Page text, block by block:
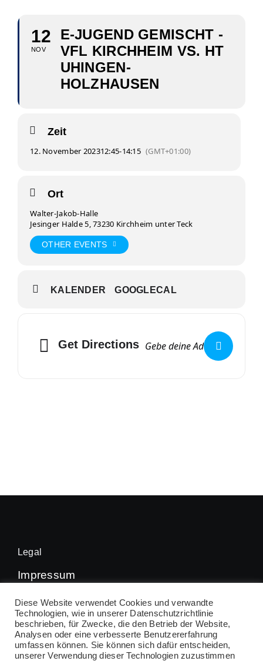
12
NOV
E-JUGEND GEMISCHT -
VFL KIRCHHEIM VS. HT
UHINGEN-
HOLZHAUSEN
Zeit
12. November 202312:45-14:15 (GMT+01:00)
Ort
Walter-Jakob-Halle
Jesinger Halde 5, 73230 Kirchheim unter Teck
OTHER EVENTS
KALENDER GOOGLECAL
Get Directions
Legal
Impressum
Datenschutz
© 2026 • VfL Kirchheim Handball • All Rights
Diese Website verwendet Cookies und verwandte
Technologien, wie in unserer Datenschutzrichtlinie
beschrieben, für Zwecke, die den Betrieb der Website,
Analysen oder eine verbesserte Benutzererfahrung
umfassen können. Sie können sich dafür entscheiden,
unserer Verwendung dieser Technologien zuzustimmen